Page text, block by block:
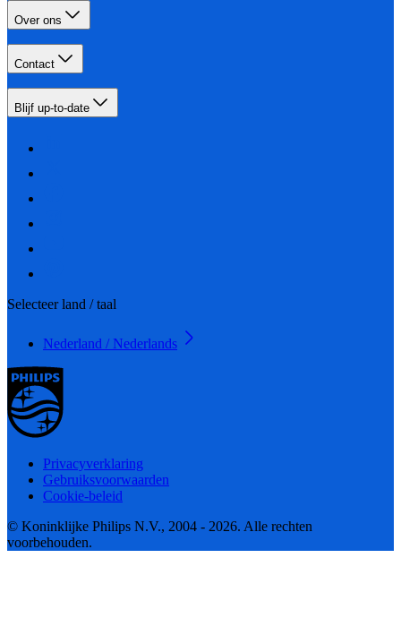
Over ons
Contact
Blijf up-to-date
Selecteer land / taal
Nederland / Nederlands
Privacyverklaring
Gebruiksvoorwaarden
Cookie-beleid
© Koninklijke Philips N.V., 2004 - 2026. Alle rechten
voorbehouden.